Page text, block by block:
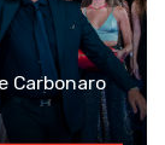
Carbonaro